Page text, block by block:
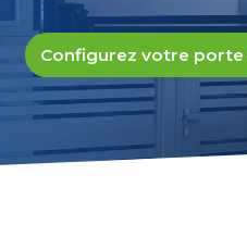
Configurez votre